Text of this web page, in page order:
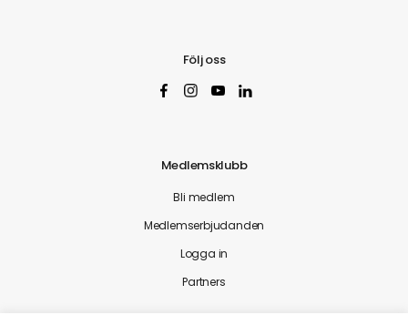
Följ oss
Medlemsklubb
Bli medlem
Medlemserbjudanden
Logga in
Partners